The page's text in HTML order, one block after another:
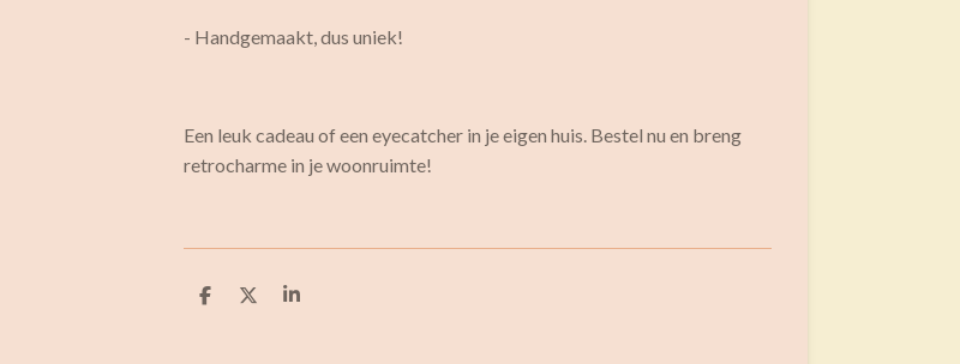
- Handgemaakt, dus uniek!
Een leuk cadeau of een eyecatcher in je eigen huis. Bestel nu en breng
retrocharme in je woonruimte!
D
D
S